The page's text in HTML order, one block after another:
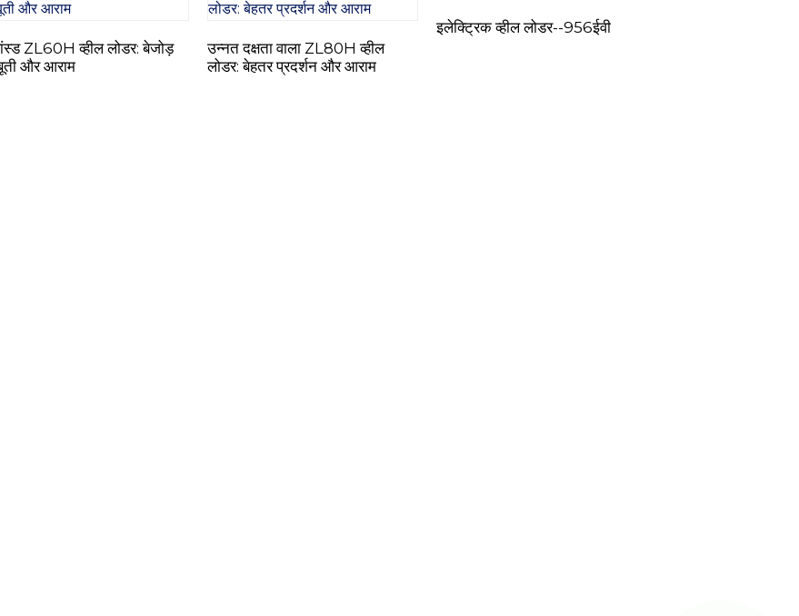
ZL60H व्हील लोडर: बेजोड़
और आराम
उन्नत दक्षता वाला ZL80H व्हील
लोडर: बेहतर प्रदर्शन और आराम
इलेक्ट्रिक व्हील लोडर--956ईवी